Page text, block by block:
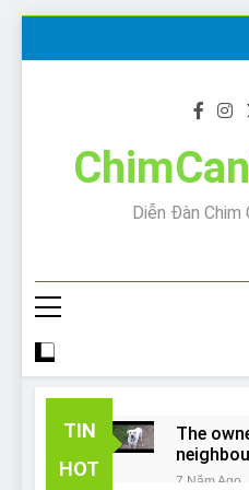
Diễn Đàn Chim
TIN
HOT
The
away!
7 Năm Ago